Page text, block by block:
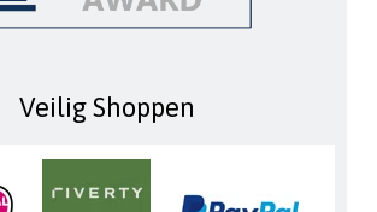
Veilig Shoppen